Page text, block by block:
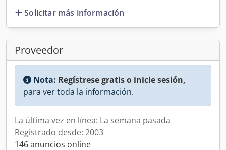
Solicitar más información
Proveedor
Nota: Regístrese gratis o inicie sesión,
para ver toda la información.
La última vez en línea: La semana pasada
Registrado desde: 2003
146 anuncios online